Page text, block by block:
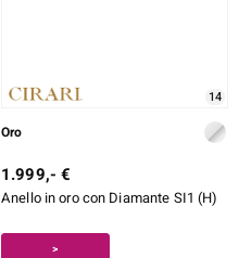
14
Oro
1.999,- €
Anello in oro con Diamante SI1 (H)
>